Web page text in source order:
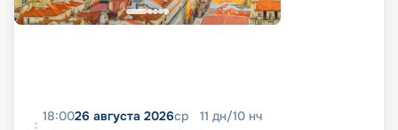
18:0026 августа 2026ср 11 дн/10 нч